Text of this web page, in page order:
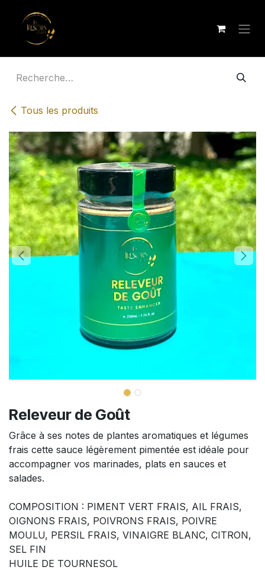
Tous les produits
Releveur de Goût
Grâce à ses notes de plantes aromatiques et légumes
frais cette sauce légèrement pimentée est idéale pour
accompagner vos marinades, plats en sauces et
salades.
COMPOSITION : PIMENT VERT FRAIS, AIL FRAIS,
OIGNONS FRAIS, POIVRONS FRAIS, POIVRE
MOULU, PERSIL FRAIS, VINAIGRE BLANC, CITRON,
SEL FIN
HUILE DE TOURNESOL